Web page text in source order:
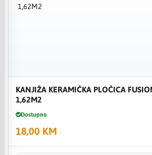
KANJIŽA KERAMIČKA PLOČICA
1,62M2
Dostupno
18,00 KM